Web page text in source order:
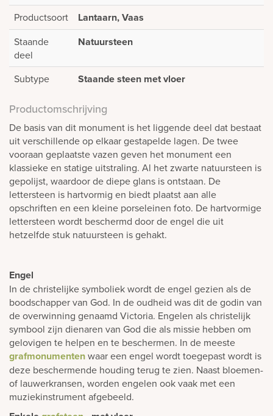
Productsoort Lantaarn, Vaas
Staande
deel
Natuursteen
Subtype Staande steen met vloer
Productomschrijving
De basis van dit monument is het liggende deel dat bestaat
uit verschillende op elkaar gestapelde lagen. De twee
vooraan geplaatste vazen geven het monument een
klassieke en statige uitstraling. Al het zwarte natuursteen is
gepolijst, waardoor de diepe glans is ontstaan. De
lettersteen is hartvormig en biedt plaatst aan alle
opschriften en een kleine porseleinen foto. De hartvormige
lettersteen wordt beschermd door de engel die uit
hetzelfde stuk natuursteen is gehakt.
Engel
In de christelijke symboliek wordt de engel gezien als de
boodschapper van God. In de oudheid was dit de godin van
de overwinning genaamd Victoria. Engelen als christelijk
symbool zijn dienaren van God die als missie hebben om
gelovigen te helpen en te beschermen. In de meeste
grafmonumentenwaar een engel wordt toegepast wordt is
deze beschermende houding terug te zien. Naast bloemen-
of lauwerkransen, worden engelen ook vaak met een
muziekinstrument afgebeeld.